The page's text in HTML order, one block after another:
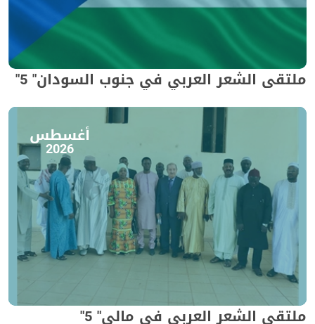
ملتقى الشعر العربي في جنوب السودان" 5"
أغسطس
2026
ملتقى الشعر العربي في مالي" 5"